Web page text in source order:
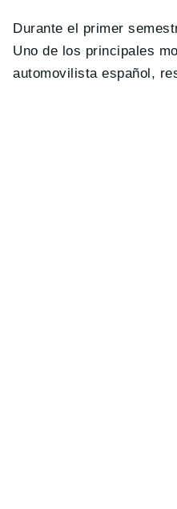
Durante el primer
Uno de los principales
automovilista español,